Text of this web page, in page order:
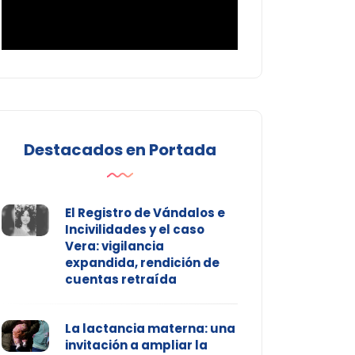
Destacados en Portada
El Registro de Vándalos e
Incivilidades y el caso
Vera: vigilancia
expandida, rendición de
cuentas retraída
La lactancia materna: una
invitación a ampliar la